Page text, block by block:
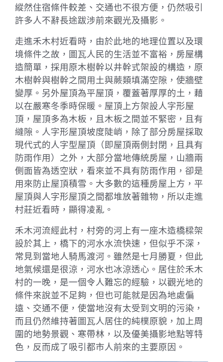
縱然住宿條件較差、交通也不很方便，仍然吸引
許多人不辭長途跋涉前來觀光及攝影。
走進禾木村近看時，由於此地的地理位置以及環
境條件之故，圖瓦人民的生活並不富裕，房屋構
造簡單，採用原木樹幹以井幹式架設的構造，原
木樹幹與樹幹之間用土與蕨類填滿空隙，使牆壁
變厚。另外屋頂為平屋頂，覆蓋著厚厚的土，藉
以在嚴寒冬季時保暖。屋頂上方架設人字形屋
頂，屋頂多為木板，且木板之間並不緊密，且有
縫隙。人字形屋頂坡度陡峭，除了部分房屋採取
現代式的人字型屋頂（即屋頂兩側封閉，且具有
防雨作用）之外，大部分當地傳統房屋，山牆兩
側面皆為透空狀，看來並不具有防雨作用，卻是
用來防止屋頂積雪。大多數的這種房屋上方，平
屋頂與人字形屋頂之間都堆放著雜物，所以走進
村莊近看時，顯得凌亂。
禾木河流經此村，村旁的河上有一座木造橋樑架
設於其上，橋下的河水水流快速，但似乎不深，
常見到當地人騎馬渡河。雖然是七月勝夏，但此
地氣候還是很涼，河水也冰涼透心。居住於禾木
村的一晚，是一個令人難忘的經驗，以觀光地的
條件來說並不足夠，但也可能就是因為地處偏
遠、交通不便，使當地沒有太受到文明的污染，
而且仍然維持著圖瓦人居住的純樸原貌，加上周
圍的地勢景觀、寒帶林，以及優美攝影地點等特
色，反而成了吸引都市人前來的主要原因。